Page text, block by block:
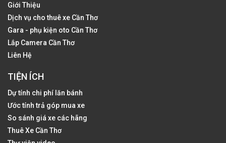
Giới Thiệu
Dịch vụ cho thuê xe Cần Thơ
Gara - phụ kiện oto Cần Thơ
Lắp Camera Cần Thơ
Liên Hệ
TIỆN ÍCH
Dự tính chi phí lăn bánh
Ước tính trả góp mua xe
So sánh giá xe các hãng
Thuê Xe Cần Thơ